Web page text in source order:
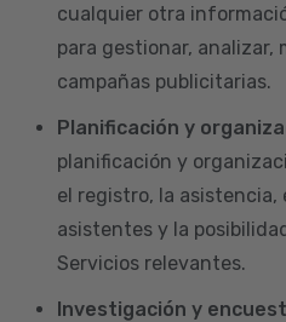
cualquier otra
para gestionar, analizar,
campañas publicitarias.
Planificación y
planificación y
el registro, la
asistentes y la
Servicios relevantes.
Investigación y